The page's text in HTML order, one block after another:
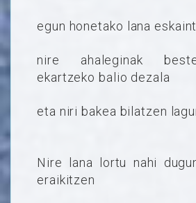
egun honetako lana
nire ahaleginak
ekartzeko balio dezala
eta niri bakea bilatzen
Nire lana lortu nahi
eraikitzen